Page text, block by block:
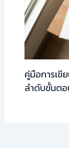
คู่มือการเขี
ลำดับขั้นตอ